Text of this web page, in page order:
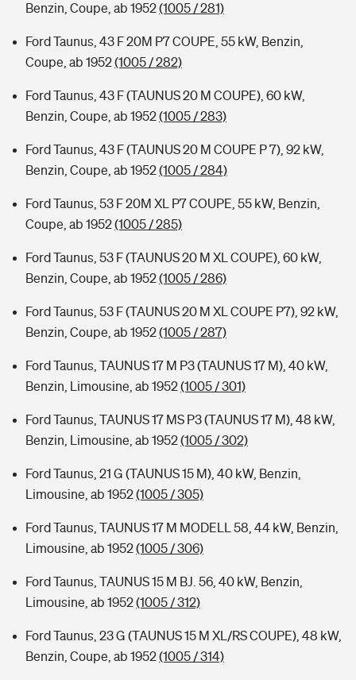
Benzin, Coupe, ab 1952(1005 / 281)
Ford Taunus, 43 F 20M P7 COUPE, 55 kW, Benzin,
Coupe, ab 1952(1005 / 282)
Ford Taunus, 43 F (TAUNUS 20 M COUPE), 60 kW,
Benzin, Coupe, ab 1952(1005 / 283)
Ford Taunus, 43 F (TAUNUS 20 M COUPE P 7), 92 kW,
Benzin, Coupe, ab 1952(1005 / 284)
Ford Taunus, 53 F 20M XL P7 COUPE, 55 kW, Benzin,
Coupe, ab 1952(1005 / 285)
Ford Taunus, 53 F (TAUNUS 20 M XL COUPE), 60 kW,
Benzin, Coupe, ab 1952(1005 / 286)
Ford Taunus, 53 F (TAUNUS 20 M XL COUPE P7), 92 kW,
Benzin, Coupe, ab 1952(1005 / 287)
Ford Taunus, TAUNUS 17 M P3 (TAUNUS 17 M), 40 kW,
Benzin, Limousine, ab 1952(1005 / 301)
Ford Taunus, TAUNUS 17 MS P3 (TAUNUS 17 M), 48 kW,
Benzin, Limousine, ab 1952(1005 / 302)
Ford Taunus, 21 G (TAUNUS 15 M), 40 kW, Benzin,
Limousine, ab 1952(1005 / 305)
Ford Taunus, TAUNUS 17 M MODELL 58, 44 kW, Benzin,
Limousine, ab 1952(1005 / 306)
Ford Taunus, TAUNUS 15 M BJ. 56, 40 kW, Benzin,
Limousine, ab 1952(1005 / 312)
Ford Taunus, 23 G (TAUNUS 15 M XL/RS COUPE), 48 kW,
Benzin, Coupe, ab 1952(1005 / 314)